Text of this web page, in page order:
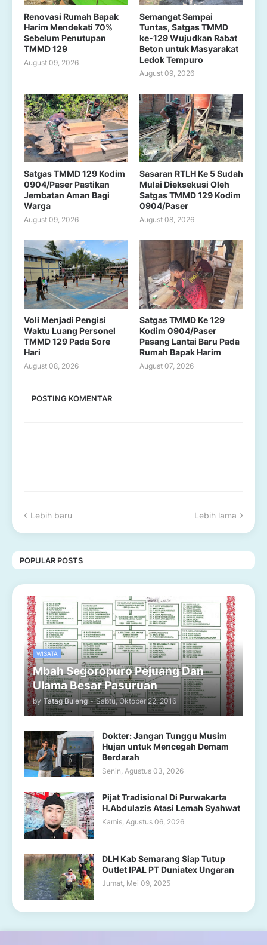
Renovasi Rumah Bapak
Harim Mendekati 70%
Sebelum Penutupan
TMMD 129
August 09, 2026
Semangat Sampai
Tuntas, Satgas TMMD
ke-129 Wujudkan Rabat
Beton untuk Masyarakat
Ledok Tempuro
August 09, 2026
Satgas TMMD 129 Kodim
0904/Paser Pastikan
Jembatan Aman Bagi
Warga
August 09, 2026
Sasaran RTLH Ke 5 Sudah
Mulai Dieksekusi Oleh
Satgas TMMD 129 Kodim
0904/Paser
August 08, 2026
Voli Menjadi Pengisi
Waktu Luang Personel
TMMD 129 Pada Sore
Hari
August 08, 2026
Satgas TMMD Ke 129
Kodim 0904/Paser
Pasang Lantai Baru Pada
Rumah Bapak Harim
August 07, 2026
POSTING KOMENTAR
Lebih baru Lebih lama
POPULAR POSTS
WISATA
Mbah Segoropuro Pejuang Dan
Ulama Besar Pasuruan
by Tatag Buleng - Sabtu, Oktober 22, 2016
Dokter: Jangan Tunggu Musim
Hujan untuk Mencegah Demam
Berdarah
Senin, Agustus 03, 2026
Pijat Tradisional Di Purwakarta
H.Abdulazis Atasi Lemah Syahwat
Kamis, Agustus 06, 2026
DLH Kab Semarang Siap Tutup
Outlet IPAL PT Duniatex Ungaran
Jumat, Mei 09, 2025